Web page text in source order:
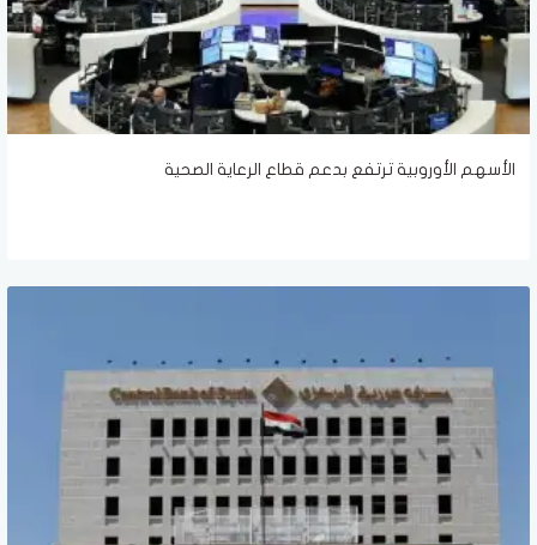
الأسهم الأوروبية ترتفع بدعم قطاع الرعاية الصحية